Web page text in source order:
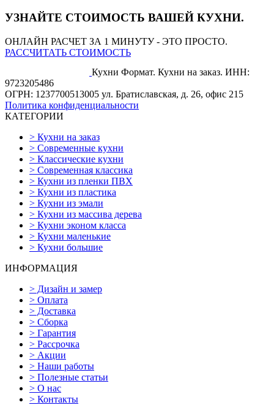
УЗНАЙТЕ СТОИМОСТЬ ВАШЕЙ КУХНИ.
ОНЛАЙН РАСЧЕТ ЗА 1 МИНУТУ - ЭТО ПРОСТО.
РАССЧИТАТЬ СТОИМОСТЬ
Кухни Формат. Кухни на заказ. ИНН:
9723205486
ОГРН: 1237700513005 ул. Братиславская, д. 26, офис 215
Политика конфиденциальности
КАТЕГОРИИ
> Кухни на заказ
> Современные кухни
> Классические кухни
> Современная классика
> Кухни из пленки ПВХ
> Кухни из пластика
> Кухни из эмали
> Кухни из массива дерева
> Кухни эконом класса
> Кухни маленькие
> Кухни большие
ИНФОРМАЦИЯ
> Дизайн и замер
> Оплата
> Доставка
> Сборка
> Гарантия
> Рассрочка
> Акции
> Наши работы
> Полезные статьи
> О нас
> Контакты